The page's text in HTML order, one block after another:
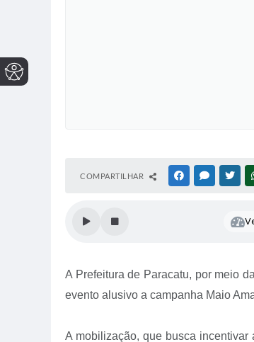
COMPARTILHAR FACEBOOK
A Prefeitura de Paracatu, por meio
evento alusivo a campanha Maio
A mobilização, que busca